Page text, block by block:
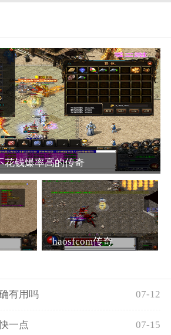
花钱爆率高的传奇
haosfcom传奇
有用吗 07-12
一点 07-15